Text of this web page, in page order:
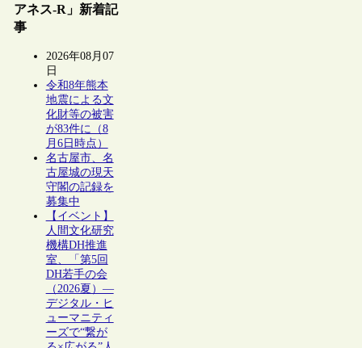
アネス-R」新着記
事
2026年08月07
日
令和8年熊本
地震による文
化財等の被害
が83件に（8
月6日時点）
名古屋市、名
古屋城の現天
守閣の記録を
募集中
【イベント】
人間文化研究
機構DH推進
室、「第5回
DH若手の会
（2026夏）―
デジタル・ヒ
ューマニティ
ーズで“繋が